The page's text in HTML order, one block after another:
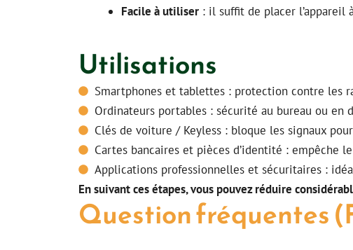
Facile à utiliser : il suffit de placer l’appareil
Utilisations
Smartphones et tablettes : protection contre les
Ordinateurs portables : sécurité au bureau ou en
Clés de voiture / Keyless : bloque les signaux
Cartes bancaires et pièces d’identité : empêche
Applications professionnelles et sécuritaires :
En suivant ces étapes, vous pouvez réduire
Question fréquentes